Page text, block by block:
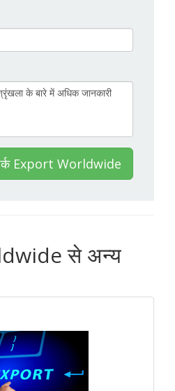
Export Worldwide
से अन्य